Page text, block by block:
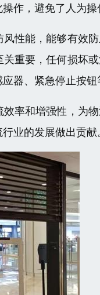
作，避免了人为
性能，能够有效
重要，任何损坏
器、紧急停止按
率和增强性，为
业的发展做出贡献。